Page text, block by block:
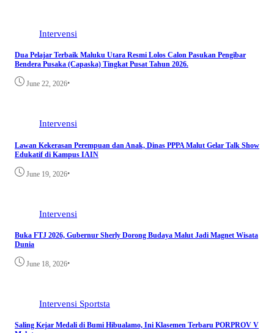
Intervensi
Dua Pelajar Terbaik Maluku Utara Resmi Lolos Calon Pasukan Pengibar
Bendera Pusaka (Capaska) Tingkat Pusat Tahun 2026.
June 22, 2026•
Intervensi
Lawan Kekerasan Perempuan dan Anak, Dinas PPPA Malut Gelar Talk Show
Edukatif di Kampus IAIN
June 19, 2026•
Intervensi
Buka FTJ 2026, Gubernur Sherly Dorong Budaya Malut Jadi Magnet Wisata
Dunia
June 18, 2026•
Intervensi Sportsta
Saling Kejar Medali di Bumi Hibualamo, Ini Klasemen Terbaru PORPROV V